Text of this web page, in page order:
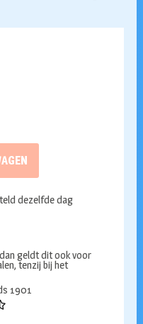
dezelfde dag
geldt dit ook voor
tenzij bij het
1901